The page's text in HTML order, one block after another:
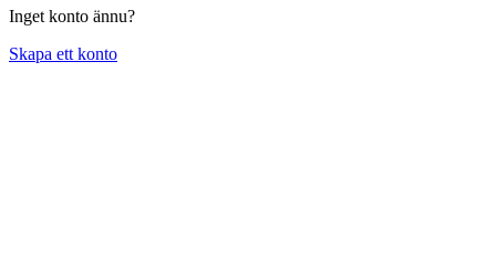
Inget konto ännu?
Skapa ett konto